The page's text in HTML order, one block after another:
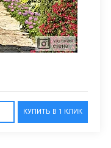
КУПИТЬ В 1 КЛИК